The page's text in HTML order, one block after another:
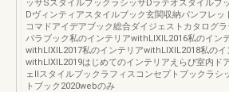
ッサSスタイルブックラシッサDラテオスタイルブ
Dヴィンティアスタイルブック玄関収納パンフレッ
コマドアイデアブック総合ダイジェストカタログラ
パラブック私のインテリアwithLIXIL2016私のイン
withLIXIL2017私のインテリアwithLIXIL2018私のイ
withLIXIL2019はじめてのインテリアえらび室内ド
ェⅡスタイルブックラフィスコンセプトブックラシ
トブック2020webのみ